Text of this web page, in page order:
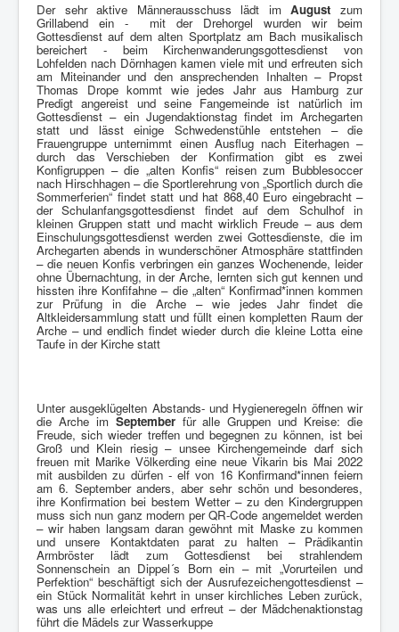
Der sehr aktive Männerausschuss lädt im August zum
Grillabend ein - mit der Drehorgel wurden wir beim
Gottesdienst auf dem alten Sportplatz am Bach musikalisch
bereichert - beim Kirchenwanderungsgottesdienst von
Lohfelden nach Dörnhagen kamen viele mit und erfreuten sich
am Miteinander und den ansprechenden Inhalten – Propst
Thomas Drope kommt wie jedes Jahr aus Hamburg zur
Predigt angereist und seine Fangemeinde ist natürlich im
Gottesdienst – ein Jugendaktionstag findet im Archegarten
statt und lässt einige Schwedenstühle entstehen – die
Frauengruppe unternimmt einen Ausflug nach Eiterhagen –
durch das Verschieben der Konfirmation gibt es zwei
Konfigruppen – die „alten Konfis“ reisen zum Bubblesoccer
nach Hirschhagen – die Sportlerehrung von „Sportlich durch die
Sommerferien“ findet statt und hat 868,40 Euro eingebracht –
der Schulanfangsgottesdienst findet auf dem Schulhof in
kleinen Gruppen statt und macht wirklich Freude – aus dem
Einschulungsgottesdienst werden zwei Gottesdienste, die im
Archegarten abends in wunderschöner Atmosphäre stattfinden
– die neuen Konfis verbringen ein ganzes Wochenende, leider
ohne Übernachtung, in der Arche, lernten sich gut kennen und
hissten ihre Konfifahne – die „alten“ Konfirmad*innen kommen
zur Prüfung in die Arche – wie jedes Jahr findet die
Altkleidersammlung statt und füllt einen kompletten Raum der
Arche – und endlich findet wieder durch die kleine Lotta eine
Taufe in der Kirche statt
Unter ausgeklügelten Abstands- und Hygieneregeln öffnen wir
die Arche im Septemberfür alle Gruppen und Kreise: die
Freude, sich wieder treffen und begegnen zu können, ist bei
Groß und Klein riesig – unsee Kirchengemeinde darf sich
freuen mit Marike Völkerding eine neue Vikarin bis Mai 2022
mit ausbilden zu dürfen - elf von 16 Konfirmand*innen feiern
am 6. September anders, aber sehr schön und besonderes,
ihre Konfirmation bei bestem Wetter – zu den Kindergruppen
muss sich nun ganz modern per QR-Code angemeldet werden
– wir haben langsam daran gewöhnt mit Maske zu kommen
und unsere Kontaktdaten parat zu halten – Prädikantin
Armbröster lädt zum Gottesdienst bei strahlendem
Sonnenschein an Dippel´s Born ein – mit „Vorurteilen und
Perfektion“ beschäftigt sich der Ausrufezeichengottesdienst –
ein Stück Normalität kehrt in unser kirchliches Leben zurück,
was uns alle erleichtert und erfreut – der Mädchenaktionstag
führt die Mädels zur Wasserkuppe